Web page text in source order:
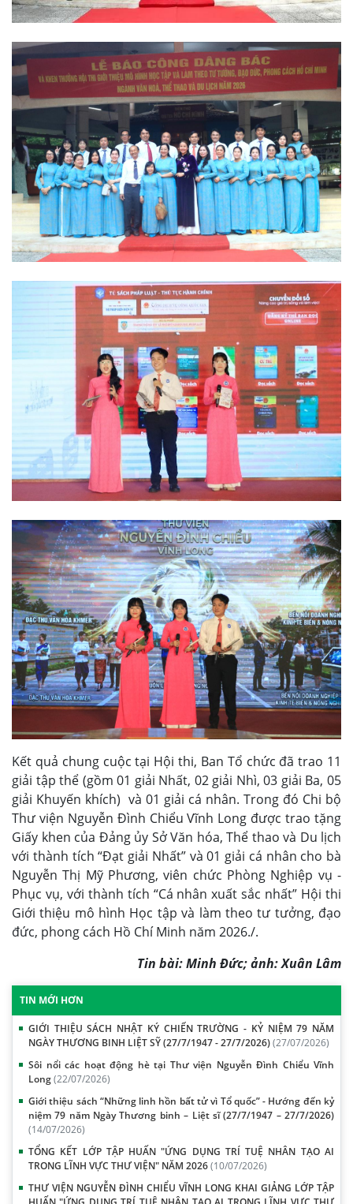
Kết quả chung cuộc tại Hội thi, Ban Tổ chức đã trao 11
giải tập thể (gồm 01 giải Nhất, 02 giải Nhì, 03 giải Ba, 05
giải Khuyến khích) và 01 giải cá nhân. Trong đó Chi bộ
Thư viện Nguyễn Đình Chiểu Vĩnh Long được trao tặng
Giấy khen của Đảng ủy Sở Văn hóa, Thể thao và Du lịch
với thành tích “Đạt giải Nhất” và 01 giải cá nhân cho bà
Nguyễn Thị Mỹ Phương, viên chức Phòng Nghiệp vụ -
Phục vụ, với thành tích “Cá nhân xuất sắc nhất” Hội thi
Giới thiệu mô hình Học tập và làm theo tư tưởng, đạo
đức, phong cách Hồ Chí Minh năm 2026./.
Tin bài: Minh Đức; ảnh: Xuân Lâm
TIN MỚI HƠN
GIỚI THIỆU SÁCH NHẬT KÝ CHIẾN TRƯỜNG - KỶ NIỆM 79 NĂM
NGÀY THƯƠNG BINH LIỆT SỸ (27/7/1947 - 27/7/2026)(27/07/2026)
Sôi nổi các hoạt động hè tại Thư viện Nguyễn Đình Chiểu Vĩnh
Long(22/07/2026)
Giới thiệu sách “Những linh hồn bất tử vì Tổ quốc” - Hướng đến kỷ
niệm 79 năm Ngày Thương binh – Liệt sĩ (27/7/1947 – 27/7/2026)
(14/07/2026)
TỔNG KẾT LỚP TẬP HUẤN "ỨNG DỤNG TRÍ TUỆ NHÂN TẠO AI
TRONG LĨNH VỰC THƯ VIỆN" NĂM 2026(10/07/2026)
THƯ VIỆN NGUYỄN ĐÌNH CHIỂU VĨNH LONG KHAI GIẢNG LỚP TẬP